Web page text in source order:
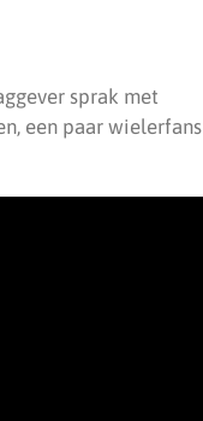
sprak met
een paar wielerfans